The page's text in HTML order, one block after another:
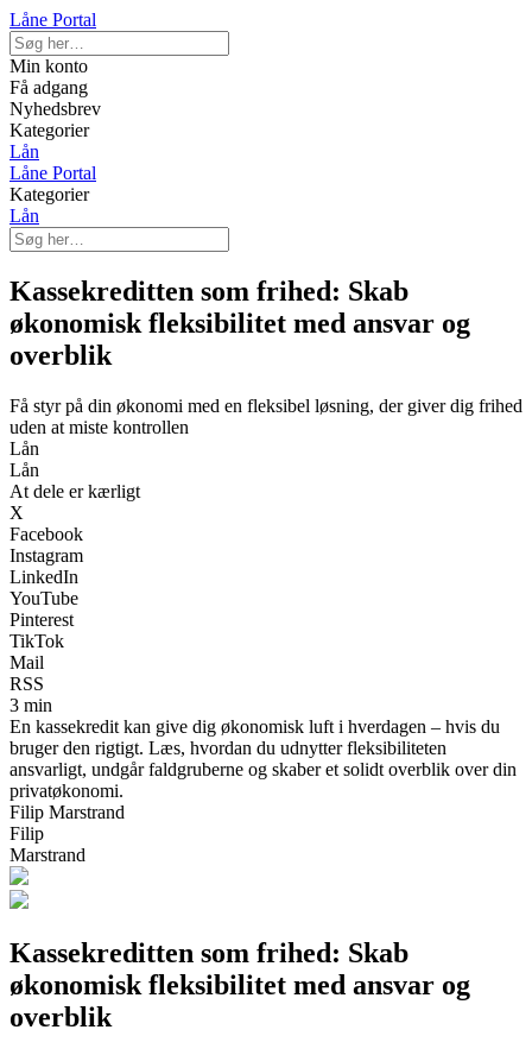
Låne Portal
Min konto
Få adgang
Nyhedsbrev
Kategorier
Lån
Låne Portal
Kategorier
Lån
Kassekreditten som frihed: Skab
økonomisk fleksibilitet med ansvar og
overblik
Få styr på din økonomi med en fleksibel løsning, der giver dig frihed
uden at miste kontrollen
Lån
Lån
At dele er kærligt
X
Facebook
Instagram
LinkedIn
YouTube
Pinterest
TikTok
Mail
RSS
3 min
En kassekredit kan give dig økonomisk luft i hverdagen – hvis du
bruger den rigtigt. Læs, hvordan du udnytter fleksibiliteten
ansvarligt, undgår faldgruberne og skaber et solidt overblik over din
privatøkonomi.
Filip Marstrand
Filip
Marstrand
Kassekreditten som frihed: Skab
økonomisk fleksibilitet med ansvar og
overblik